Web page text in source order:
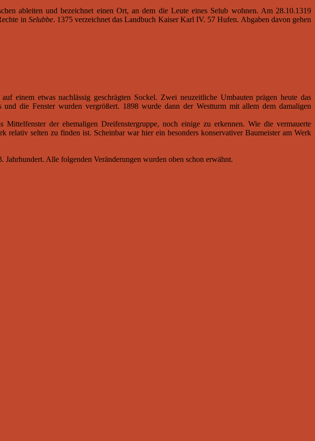
ableiten und bezeichnet einen Ort, an dem die Leute eines Selub wohnen. Am 28.10.1319
in Selubbe. 1375 verzeichnet das Landbuch Kaiser Karl IV. 57 Hufen. Abgaben davon gehen
einem etwas nachlässig geschrägten Sockel. Zwei neuzeitliche Umbauten prägen heute das
die Fenster wurden vergrößert. 1898 wurde dann der Westturm mit allem dem damaligen
der ehemaligen Dreifenstergruppe, noch einige zu erkennen. Wie die vermauerte
selten zu finden ist. Scheinbar war hier ein besonders konservativer Baumeister am Werk
Alle folgenden Veränderungen wurden oben schon erwähnt.